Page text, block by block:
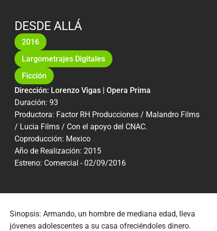
DESDE ALLÁ
2016
Largometrajes Digitales
Ficción
Dirección: Lorenzo Vigas | Opera Prima
Duración: 93
Productora: Factor RH Producciones / Malandro Films
/ Lucia Films / Con el apoyo del CNAC.
Coproducción: Mexico
Año de Realización: 2015
Estreno: Comercial - 02/09/2016
Sinopsis: Armando, un hombre de mediana edad, lleva
jóvenes adolescentes a su casa ofreciéndoles dinero.